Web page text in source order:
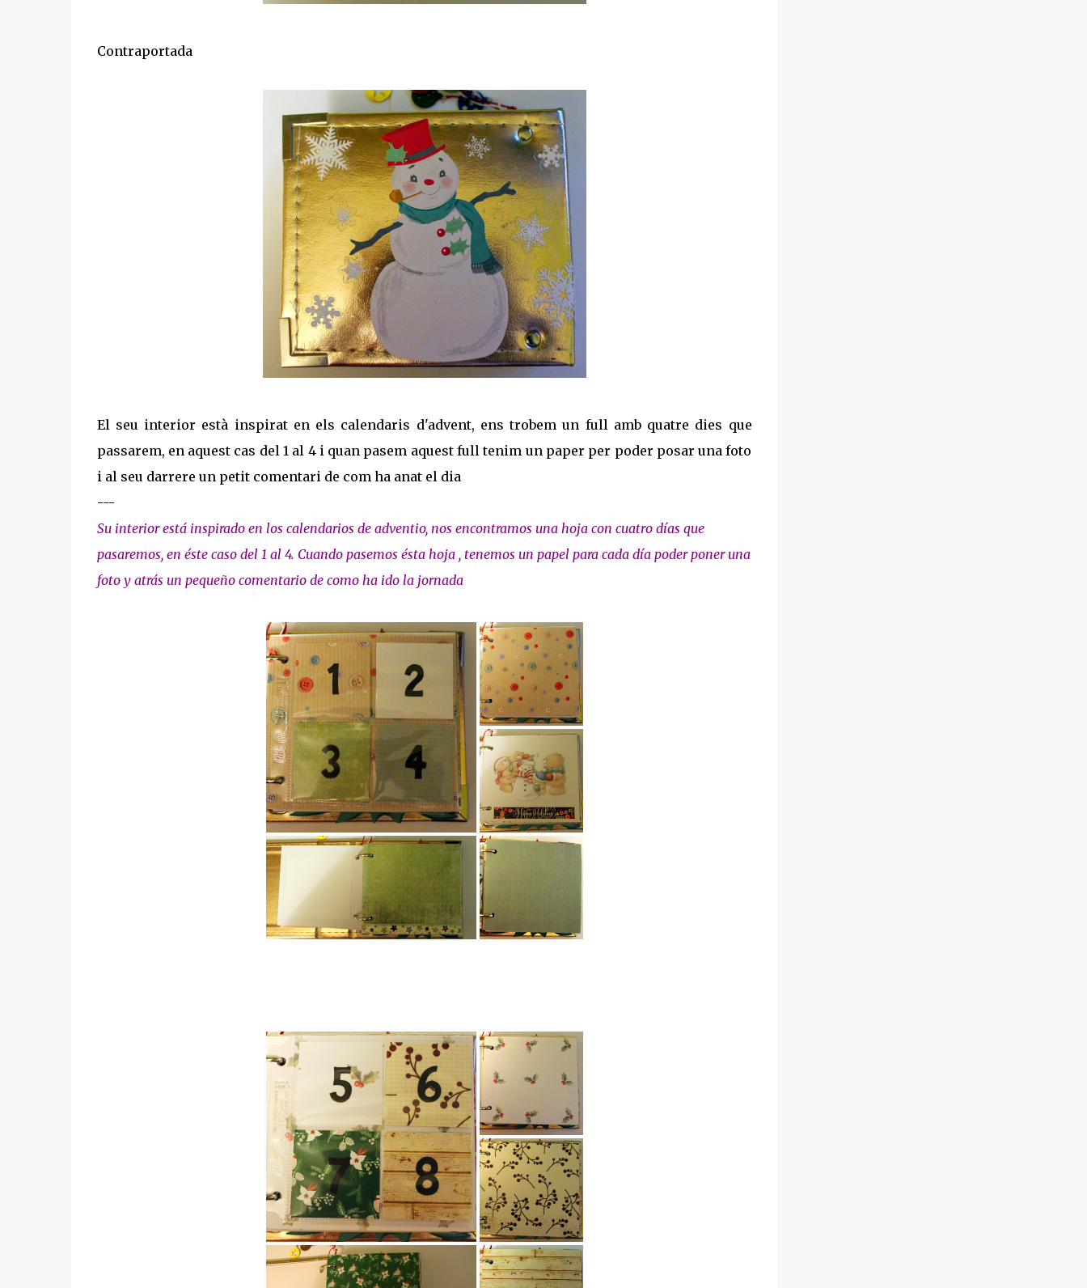
Contraportada
El seu interior està inspirat en els calendaris d'advent, ens trobem un full amb quatre dies que
passarem, en aquest cas del 1 al 4 i quan pasem aquest full tenim un paper per poder posar una foto
i al seu darrere un petit comentari de com ha anat el dia
---
Su interior está inspirado en los calendarios de adventio, nos encontramos una hoja con cuatro días que
pasaremos, en éste caso del 1 al 4. Cuando pasemos ésta hoja , tenemos un papel para cada día poder poner una
foto y atrás un pequeño comentario de como ha ido la jornada